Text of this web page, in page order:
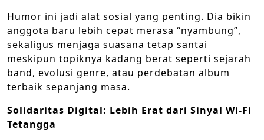
Humor ini jadi alat sosial yang penting. Dia bikin
anggota baru lebih cepat merasa “nyambung”,
sekaligus menjaga suasana tetap santai
meskipun topiknya kadang berat seperti sejarah
band, evolusi genre, atau perdebatan album
terbaik sepanjang masa.
Solidaritas Digital: Lebih Erat dari Sinyal Wi-Fi
Tetangga